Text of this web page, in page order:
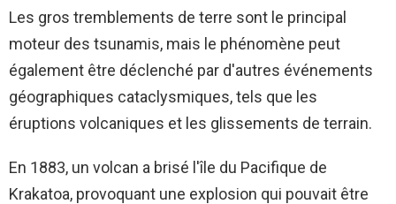
Les gros tremblements de terre sont le principal
moteur des tsunamis, mais le phénomène peut
également être déclenché par d'autres événements
géographiques cataclysmiques, tels que les
éruptions volcaniques et les glissements de terrain.
En 1883, un volcan a brisé l'île du Pacifique de
Krakatoa, provoquant une explosion qui pouvait être